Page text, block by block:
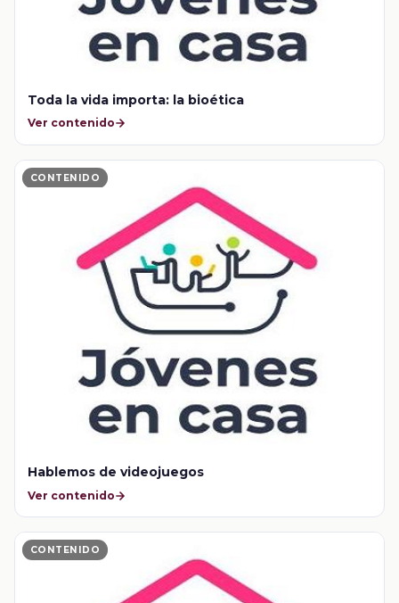
Toda la vida importa: la bioética
Ver contenido
CONTENIDO
Hablemos de videojuegos
Ver contenido
CONTENIDO